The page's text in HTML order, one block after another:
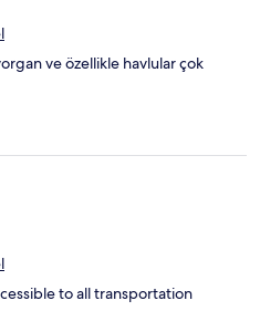
ve özellikle havlular çok
to all transportation